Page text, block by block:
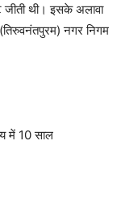
थी। इसके अलावा
नगर निगम
में 10 साल